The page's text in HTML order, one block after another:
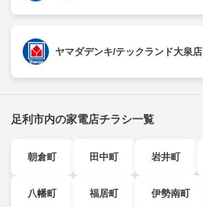
ヤマダデンキ/テックランド大泉店
足利市内の家電店チラシ一覧
朝倉町 田中町 岩井町
八幡町 福居町 伊勢南町